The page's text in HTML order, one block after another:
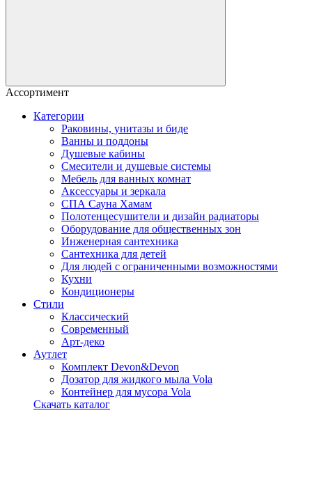
Ассортимент
Категории
Раковины, унитазы и биде
Ванны и поддоны
Душевые кабины
Смесители и душевые системы
Мебель для ванных комнат
Аксессуары и зеркала
СПА Сауна Хамам
Полотенцесушители и дизайн радиаторы
Оборудование для общественных зон
Инженерная сантехника
Сантехника для детей
Для людей с ограниченными возможностями
Кухни
Кондиционеры
Стили
Классический
Современный
Арт-деко
Аутлет
Комплект Devon&Devon
Дозатор для жидкого мыла Vola
Контейнер для мусора Vola
Скачать каталог